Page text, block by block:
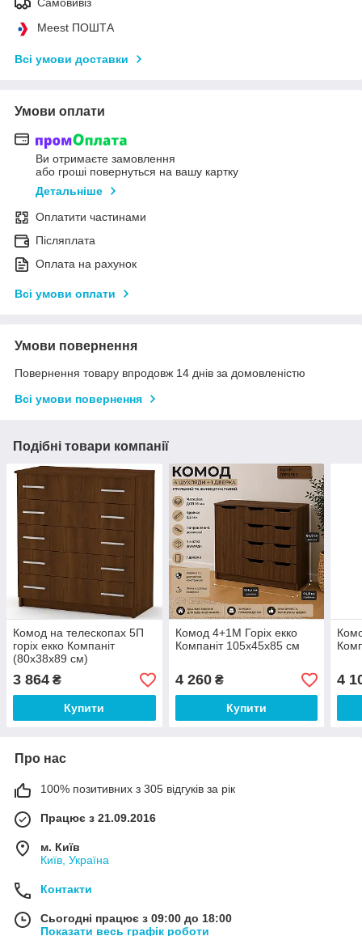
Самовивіз
Meest ПОШТА
Всі умови доставки
Умови оплати
Ви отримаєте замовлення
або гроші повернуться на вашу картку
Детальніше
Оплатити частинами
Післяплата
Оплата на рахунок
Всі умови оплати
Умови повернення
Повернення товару впродовж 14 днів за домовленістю
Всі умови повернення
Подібні товари компанії
Комод на телескопах 5П
горіх екко Компаніт
(80х38х89 см)
3 864 ₴
Купити
Комод 4+1М Горіх екко
Компаніт 105х45х85 см
4 260₴
Купити
4
Про нас
100% позитивних з 305 відгуків за рік
Працює з 21.09.2016
м. Київ
Київ, Україна
Контакти
Сьогодні працює з 09:00 до 18:00
Показати весь графік роботи